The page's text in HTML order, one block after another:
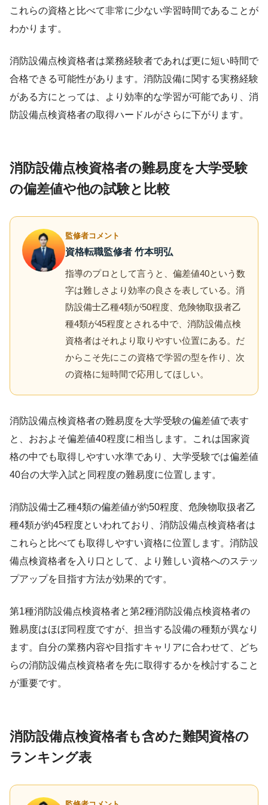
これらの資格と比べて非常に少ない学習時間であることが
わかります。
消防設備点検資格者は業務経験者であれば更に短い時間で
合格できる可能性があります。消防設備に関する実務経験
がある方にとっては、より効率的な学習が可能であり、消
防設備点検資格者の取得ハードルがさらに下がります。
消防設備点検資格者の難易度を大学受験
の偏差値や他の試験と比較
監修者コメント
資格転職監修者 竹本明弘
指導のプロとして言うと、偏差値40という数
字は難しさより効率の良さを表している。消
防設備士乙種4類が50程度、危険物取扱者乙
種4類が45程度とされる中で、消防設備点検
資格者はそれより取りやすい位置にある。だ
からこそ先にこの資格で学習の型を作り、次
の資格に短時間で応用してほしい。
消防設備点検資格者の難易度を大学受験の偏差値で表す
と、おおよそ偏差値40程度に相当します。これは国家資
格の中でも取得しやすい水準であり、大学受験では偏差値
40台の大学入試と同程度の難易度に位置します。
消防設備士乙種4類の偏差値が約50程度、危険物取扱者乙
種4類が約45程度といわれており、消防設備点検資格者は
これらと比べても取得しやすい資格に位置します。消防設
備点検資格者を入り口として、より難しい資格へのステッ
プアップを目指す方法が効果的です。
第1種消防設備点検資格者と第2種消防設備点検資格者の
難易度はほぼ同程度ですが、担当する設備の種類が異なり
ます。自分の業務内容や目指すキャリアに合わせて、どち
らの消防設備点検資格者を先に取得するかを検討すること
が重要です。
消防設備点検資格者も含めた難関資格の
ランキング表